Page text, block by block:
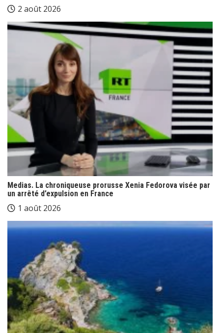
2 août 2026
Medias. La chroniqueuse prorusse Xenia Fedorova visée par
un arrêté d’expulsion en France
1 août 2026